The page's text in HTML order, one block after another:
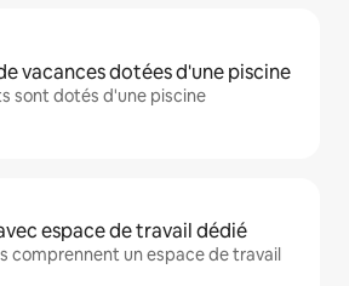
vacances dotées d'une piscine
sont dotés d'une piscine
espace de travail dédié
comprennent un espace de travail